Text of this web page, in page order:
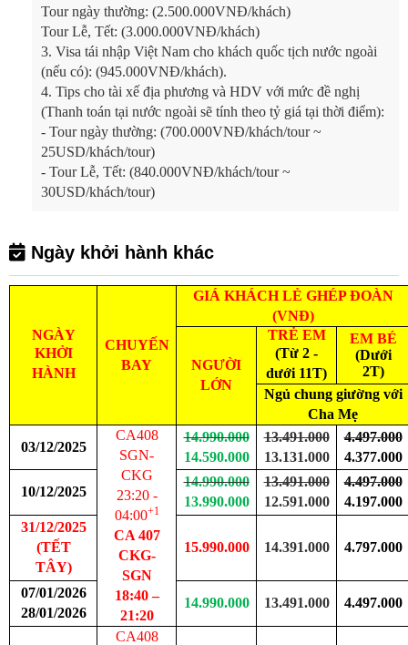
Tour ngày thường: (2.500.000VNĐ/khách)
Tour Lễ, Tết: (3.000.000VNĐ/khách)
3. Visa tái nhập Việt Nam cho khách quốc tịch nước ngoài
(nếu có): (945.000VNĐ/khách).
4. Tips cho tài xế địa phương và HDV với mức đề nghị
(Thanh toán tại nước ngoài sẽ tính theo tỷ giá tại thời điểm):
- Tour ngày thường: (700.000VNĐ/khách/tour ~
25USD/khách/tour)
- Tour Lễ, Tết: (840.000VNĐ/khách/tour ~
30USD/khách/tour)
Ngày khởi hành khác
NGÀY
KHỞI
HÀNH
CHUYẾN
BAY
GIÁ KHÁCH LẺ GHÉP ĐOÀN
(VNĐ)
NGƯỜI
LỚN
TRẺ EM
(Từ 2 -
dưới 11T)
EM BÉ
(Dưới
2T)
Ngủ chung giường với
Cha Mẹ
03/12/2025
CA408
SGN-
CKG
23:20 -
04:00+1
CA 407
CKG-
SGN
18:40–
21:20
14.990.000
14.590.000
13.491.000
13.131.000
4.497.000
4.377.000
10/12/2025
14.990.000
13.990.000
13.491.000
12.591.000
4.497.000
4.197.000
31/12/2025
(TẾT
TÂY)
15.990.000 14.391.000 4.797.000
07/01/2026
28/01/2026
14.990.000 13.491.000 4.497.000
CA408